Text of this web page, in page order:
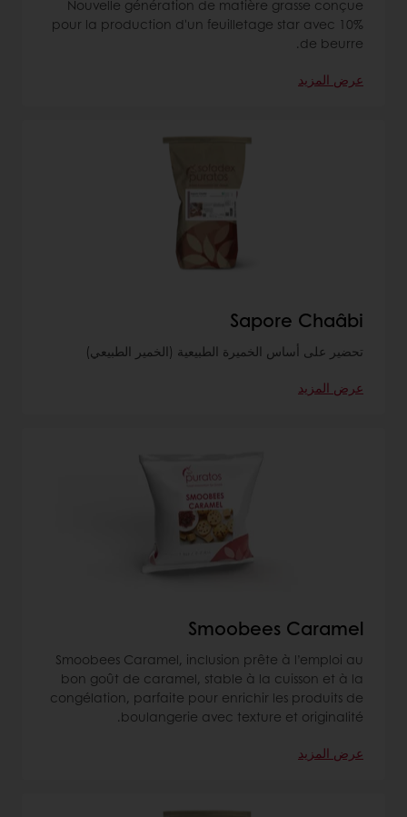
Nouvelle génération de matière grasse conçue
pour la production d'un feuilletage star avec 10%
de beurre.
عرض المزيد
Sapore Chaâbi
تحضير على أساس الخميرة الطبيعية (الخمير الطبيعي)
عرض المزيد
Smoobees Caramel
Smoobees Caramel, inclusion prête à l’emploi au
bon goût de caramel, stable à la cuisson et à la
congélation, parfaite pour enrichir les produits de
boulangerie avec texture et originalité.
عرض المزيد